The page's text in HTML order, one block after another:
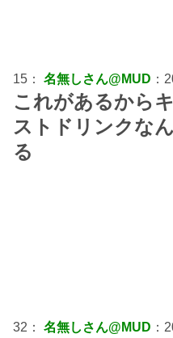
15： 名無しさん@MUD ：
これがあるから
ストドリンクな
る
32： 名無しさん@MUD ：